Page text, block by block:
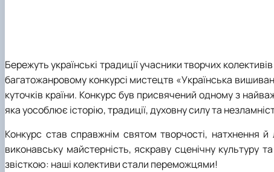
Бережуть українські традиції учасники творчих
багатожанровому конкурсі мистецтв «Українська
куточків країни. Конкурс був присвячений одному з
яка уособлює історію, традиції, духовну силу та
Конкурс став справжнім святом творчості, натхнення
виконавську майстерність, яскраву сценічну
звісткою: наші колективи стали переможцями!